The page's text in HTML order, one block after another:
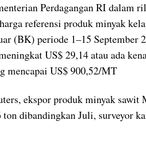
Perdagangan RI dalam
referensi produk minyak
(BK) periode 1–15 September
US$ 29,14 atau ada
mencapai US$ 900,52/MT
ekspor produk minyak sawit
dibandingkan Juli, surveyor